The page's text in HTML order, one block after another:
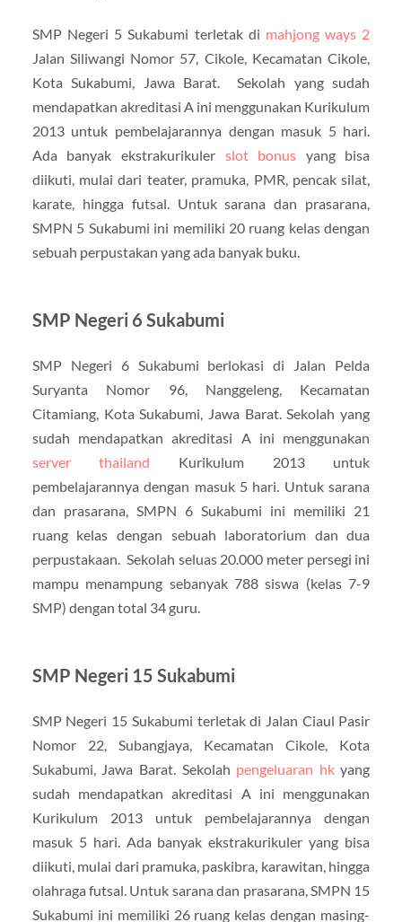
SMP Negeri 5 Sukabumi terletak di mahjong ways 2
Jalan Siliwangi Nomor 57, Cikole, Kecamatan Cikole,
Kota Sukabumi, Jawa Barat. Sekolah yang sudah
mendapatkan akreditasi A ini menggunakan Kurikulum
2013 untuk pembelajarannya dengan masuk 5 hari.
Ada banyak ekstrakurikuler slot bonus yang bisa
diikuti, mulai dari teater, pramuka, PMR, pencak silat,
karate, hingga futsal. Untuk sarana dan prasarana,
SMPN 5 Sukabumi ini memiliki 20 ruang kelas dengan
sebuah perpustakan yang ada banyak buku.
SMP Negeri 6 Sukabumi
SMP Negeri 6 Sukabumi berlokasi di Jalan Pelda
Suryanta Nomor 96, Nanggeleng, Kecamatan
Citamiang, Kota Sukabumi, Jawa Barat. Sekolah yang
sudah mendapatkan akreditasi A ini menggunakan
server thailand Kurikulum 2013 untuk
pembelajarannya dengan masuk 5 hari. Untuk sarana
dan prasarana, SMPN 6 Sukabumi ini memiliki 21
ruang kelas dengan sebuah laboratorium dan dua
perpustakaan. Sekolah seluas 20.000 meter persegi ini
mampu menampung sebanyak 788 siswa (kelas 7-9
SMP) dengan total 34 guru.
SMP Negeri 15 Sukabumi
SMP Negeri 15 Sukabumi terletak di Jalan Ciaul Pasir
Nomor 22, Subangjaya, Kecamatan Cikole, Kota
Sukabumi, Jawa Barat. Sekolah pengeluaran hkyang
sudah mendapatkan akreditasi A ini menggunakan
Kurikulum 2013 untuk pembelajarannya dengan
masuk 5 hari. Ada banyak ekstrakurikuler yang bisa
diikuti, mulai dari pramuka, paskibra, karawitan, hingga
olahraga futsal. Untuk sarana dan prasarana, SMPN 15
Sukabumi ini memiliki 26 ruang kelas dengan masing-